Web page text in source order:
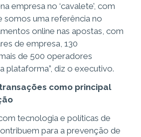
empresa no ‘cavalete’, com
somos uma referência no
online nas apostas, com
de empresa, 130
de 500 operadores
plataforma”, diz o executivo.
como principal
tecnologia e políticas de
para a prevenção de